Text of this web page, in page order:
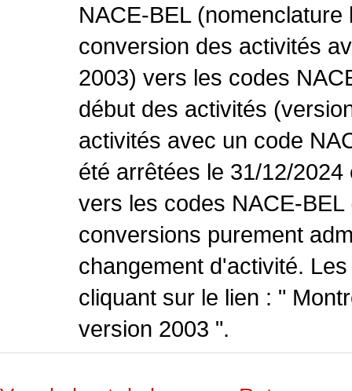
NACE-BEL
conversion des activités
2003) vers les codes
début des activités
activités avec un code
été arrêtées le 31/12/
vers les codes NACE-
conversions purement
changement d'activité.
cliquant sur le lien : "
version 2003 ".